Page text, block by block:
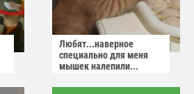
Любят...наверное
специально для меня
мышек налепили...